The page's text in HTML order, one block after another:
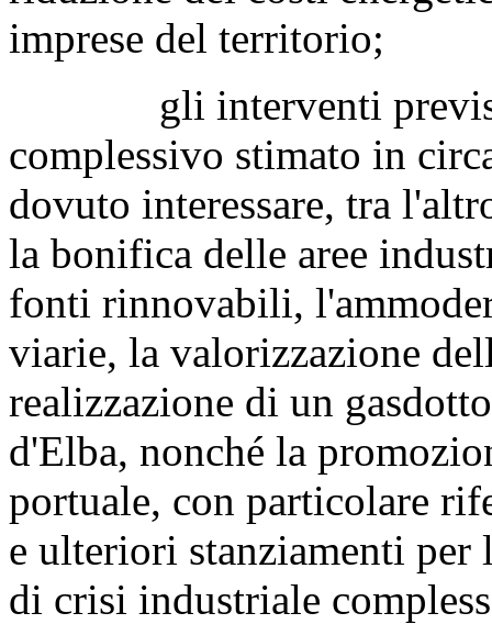
imprese del territorio;
gli interventi previsti,
complessivo stimato in
dovuto interessare, tra
la bonifica delle aree
fonti rinnovabili,
viarie, la valorizzazione
realizzazione di un
d'Elba, nonché la
portuale, con particolare
e ulteriori stanziamenti per
di crisi industriale